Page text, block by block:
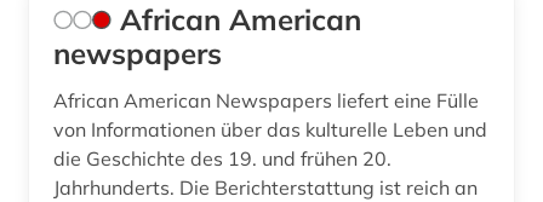
englisches sprachgebiet (8)
english (1)
enzyklopädie (21)
African American
newspapers
African American Newspapers liefert eine Fülle
von Informationen über das kulturelle Leben und
die Geschichte des 19. und frühen 20.
Jahrhunderts. Die Berichterstattung ist reich an